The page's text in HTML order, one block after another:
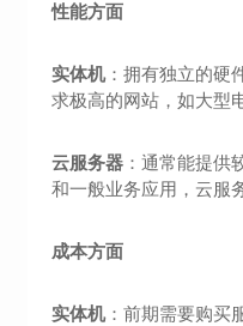
性能方面
实体机：拥有独立的硬
求极高的网站，如大型
云服务器 ：通常能提
和一般业务应用，云服
成本方面
实体机：前期需要购买